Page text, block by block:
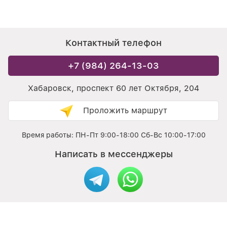
Контактный телефон
+7 (984) 264-13-03
Хабаровск, проспект 60 лет Октября, 204
Проложить маршрут
Время работы: ПН-Пт 9:00-18:00 Сб-Вс 10:00-17:00
Написать в мессенджеры